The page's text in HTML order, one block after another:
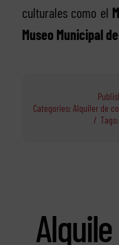
culturales como el
Museo Municipal
Categories: Alquiler de
/ Tags: